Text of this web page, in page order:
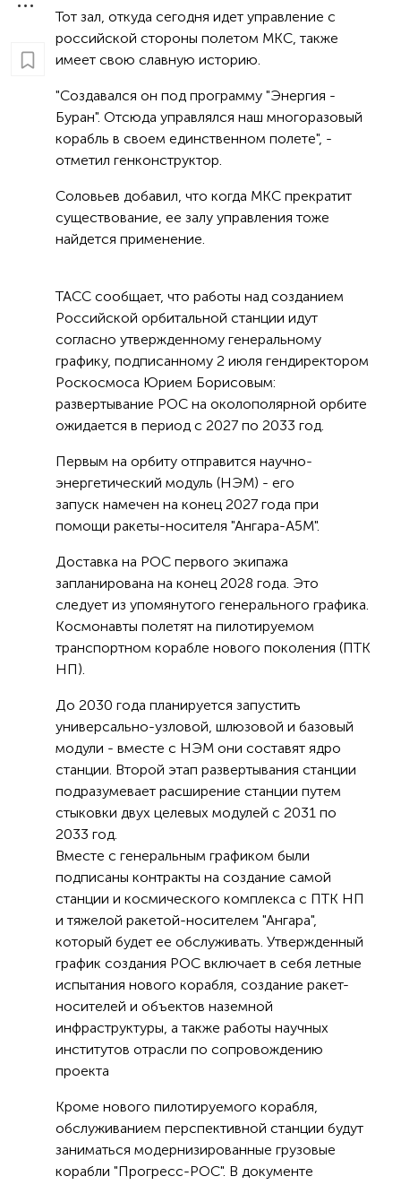
Тот зал, откуда сегодня идет управление с
российской стороны полетом МКС, также
имеет свою славную историю.
"Создавался он под программу "Энергия -
Буран". Отсюда управлялся наш многоразовый
корабль в своем единственном полете", -
отметил генконструктор.
Соловьев добавил, что когда МКС прекратит
существование, ее залу управления тоже
найдется применение.
ТАСС сообщает, что работы над созданием
Российской орбитальной станции идут
согласно утвержденному генеральному
графику, подписанному 2 июля гендиректором
Роскосмоса Юрием Борисовым:
развертывание РОС на околополярной орбите
ожидается в период с 2027 по 2033 год.
Первым на орбиту отправится научно-
энергетический модуль (НЭМ) - его
запуск намечен на конец 2027 года при
помощи ракеты-носителя "Ангара-А5М".
Доставка на РОС первого экипажа
запланирована на конец 2028 года. Это
следует из упомянутого генерального графика.
Космонавты полетят на пилотируемом
транспортном корабле нового поколения (ПТК
НП).
До 2030 года планируется запустить
универсально-узловой, шлюзовой и базовый
модули - вместе с НЭМ они составят ядро
станции. Второй этап развертывания станции
подразумевает расширение станции путем
стыковки двух целевых модулей с 2031 по
2033 год.
Вместе с генеральным графиком были
подписаны контракты на создание самой
станции и космического комплекса с ПТК НП
и тяжелой ракетой-носителем "Ангара",
который будет ее обслуживать. Утвержденный
график создания РОС включает в себя летные
испытания нового корабля, создание ракет-
носителей и объектов наземной
инфраструктуры, а также работы научных
институтов отрасли по сопровождению
проекта
Кроме нового пилотируемого корабля,
обслуживанием перспективной станции будут
заниматься модернизированные грузовые
корабли "Прогресс-РОС". В документе